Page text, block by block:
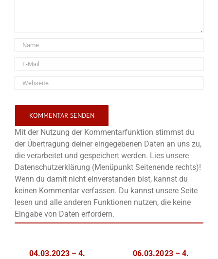
Mit der Nutzung der Kommentarfunktion stimmst du
der Übertragung deiner eingegebenen Daten an uns zu,
die verarbeitet und gespeichert werden. Lies unsere
Datenschutzerklärung (Menüpunkt Seitenende rechts)!
Wenn du damit nicht einverstanden bist, kannst du
keinen Kommentar verfassen. Du kannst unsere Seite
lesen und alle anderen Funktionen nutzen, die keine
Eingabe von Daten erfordern.
04.03.2023 – 4.
06.03.2023 – 4.